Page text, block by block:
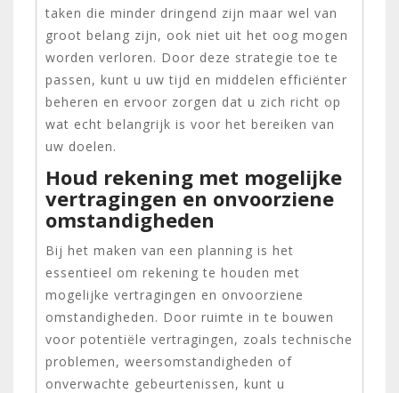
taken die minder dringend zijn maar wel van
groot belang zijn, ook niet uit het oog mogen
worden verloren. Door deze strategie toe te
passen, kunt u uw tijd en middelen efficiënter
beheren en ervoor zorgen dat u zich richt op
wat echt belangrijk is voor het bereiken van
uw doelen.
Houd rekening met mogelijke
vertragingen en onvoorziene
omstandigheden
Bij het maken van een planning is het
essentieel om rekening te houden met
mogelijke vertragingen en onvoorziene
omstandigheden. Door ruimte in te bouwen
voor potentiële vertragingen, zoals technische
problemen, weersomstandigheden of
onverwachte gebeurtenissen, kunt u